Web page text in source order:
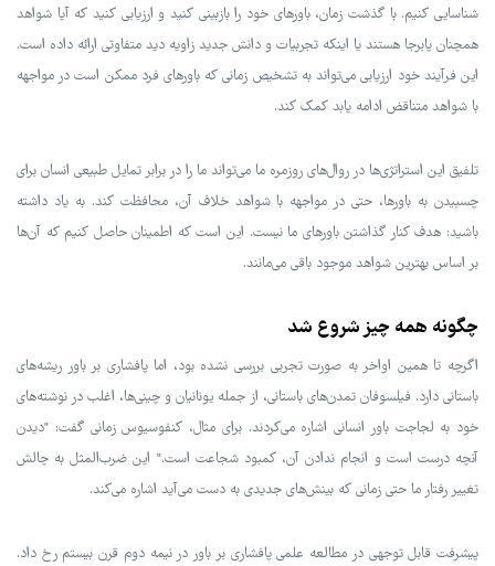
شناسایی کنیم. با گذشت زمان، باورهای خود را بازبینی کنید و ارزیابی کنید که آیا شواهد
همچنان پابرجا هستند یا اینکه تجربیات و دانش جدید زاویه دید متفاوتی ارائه داده است.
این فرآیند خود ارزیابی می‌تواند به تشخیص زمانی که باورهای فرد ممکن است در مواجهه
با شواهد متناقض ادامه یابد کمک کند.
تلفیق این استراتژی‌ها در روال‌های روزمره ما می‌تواند ما را در برابر تمایل طبیعی انسان برای
چسبیدن به باورها، حتی در مواجهه با شواهد خلاف آن، محافظت کند. به یاد داشته
باشید: هدف کنار گذاشتن باورهای ما نیست. این است که اطمینان حاصل کنیم که آن‌ها
بر اساس بهترین شواهد موجود باقی می‌مانند.
چگونه همه چیز شروع شد
اگرچه تا همین اواخر به صورت تجربی بررسی نشده بود، اما پافشاری بر باور ریشه‌های
باستانی دارد. فیلسوفان تمدن‌های باستانی، از جمله یونانیان و چینی‌ها، اغلب در نوشته‌های
خود به لجاجت باور انسانی اشاره می‌کردند. برای مثال، کنفوسیوس زمانی گفت: "دیدن
آنچه درست است و انجام ندادن آن، کمبود شجاعت است." این ضرب‌المثل به چالش
تغییر رفتار ما حتی زمانی که بینش‌های جدیدی به دست می‌آید اشاره می‌کند.
پیشرفت قابل توجهی در مطالعه علمی پافشاری بر باور در نیمه دوم قرن بیستم رخ داد.